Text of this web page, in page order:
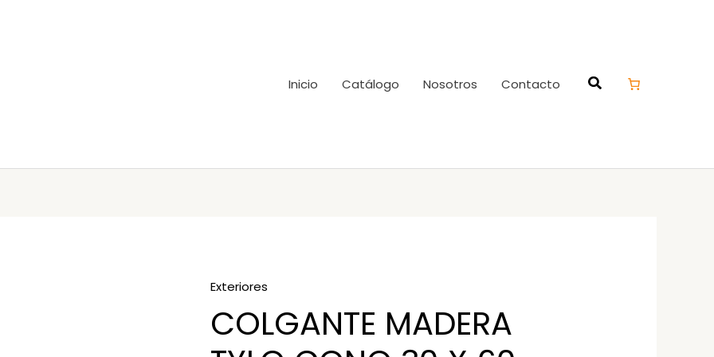
Inicio
Catálogo Nosotros Contacto
Exteriores
COLGANTE MADERA